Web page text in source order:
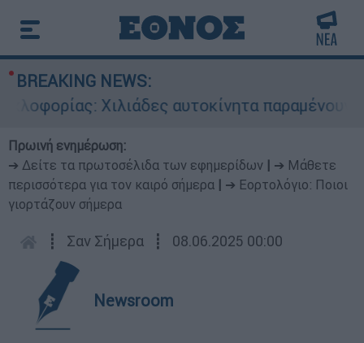
BREAKING NEWS:
Χιλιάδες αυτοκίνητα παραμένουν
Πρωινή ενημέρωση:
➔ Δείτε τα πρωτοσέλιδα των εφημερίδων
➔ Μάθετε
περισσότερα για τον καιρό σήμερα
➔ Εορτολόγιο: Ποιοι
γιορτάζουν σήμερα
┋ Σαν Σήμερα ┋ 08.06.2025 00:00
Newsroom